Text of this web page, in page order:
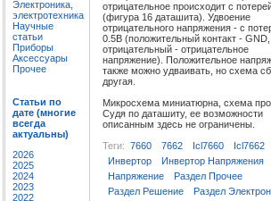
Электроника,
электротехника
Научные
статьи
Приборы
Аксессуары
Прочее
Статьи по
дате (многие
всегда
актуальны)
2026
2025
2024
2023
2022
отрицательное происходит с
(фигура 16 даташита). Удвоение
отрицательного напряжения - с
0.5В (положительный контакт - GND,
отрицательный - отрицательное
напряжение). Положительное
также можно удваивать, но схема
другая.
Микросхема миниатюрна, схема
Судя по даташиту, ее возможности
описанным здесь не ограничены.
Теги: 7660 7662 Icl7660
Icl7662
Инвертор
Инвертор Напряжения
Напряжение
Раздел Прочее
Раздел Решение
Раздел